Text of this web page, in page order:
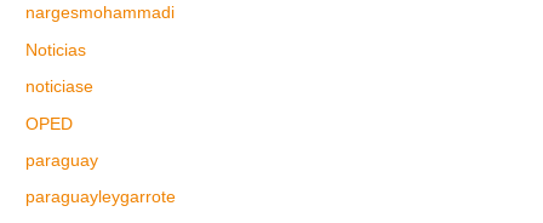
nargesmohammadi
Noticias
noticiase
OPED
paraguay
paraguayleygarrote